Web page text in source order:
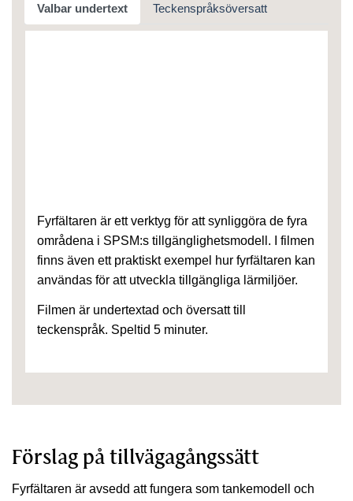
Valbar undertext Teckenspråksöversatt
Fyrfältaren är ett verktyg för att synliggöra de fyra
områdena i SPSM:s tillgänglighetsmodell. I filmen
finns även ett praktiskt exempel hur fyrfältaren kan
användas för att utveckla tillgängliga lärmiljöer.
Filmen är undertextad och översatt till
teckenspråk. Speltid 5 minuter.
Förslag på tillvägagångssätt
Fyrfältaren är avsedd att fungera som tankemodell och